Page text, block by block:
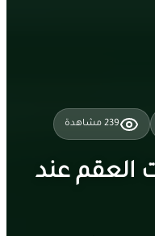
239 مشاهدة
عند